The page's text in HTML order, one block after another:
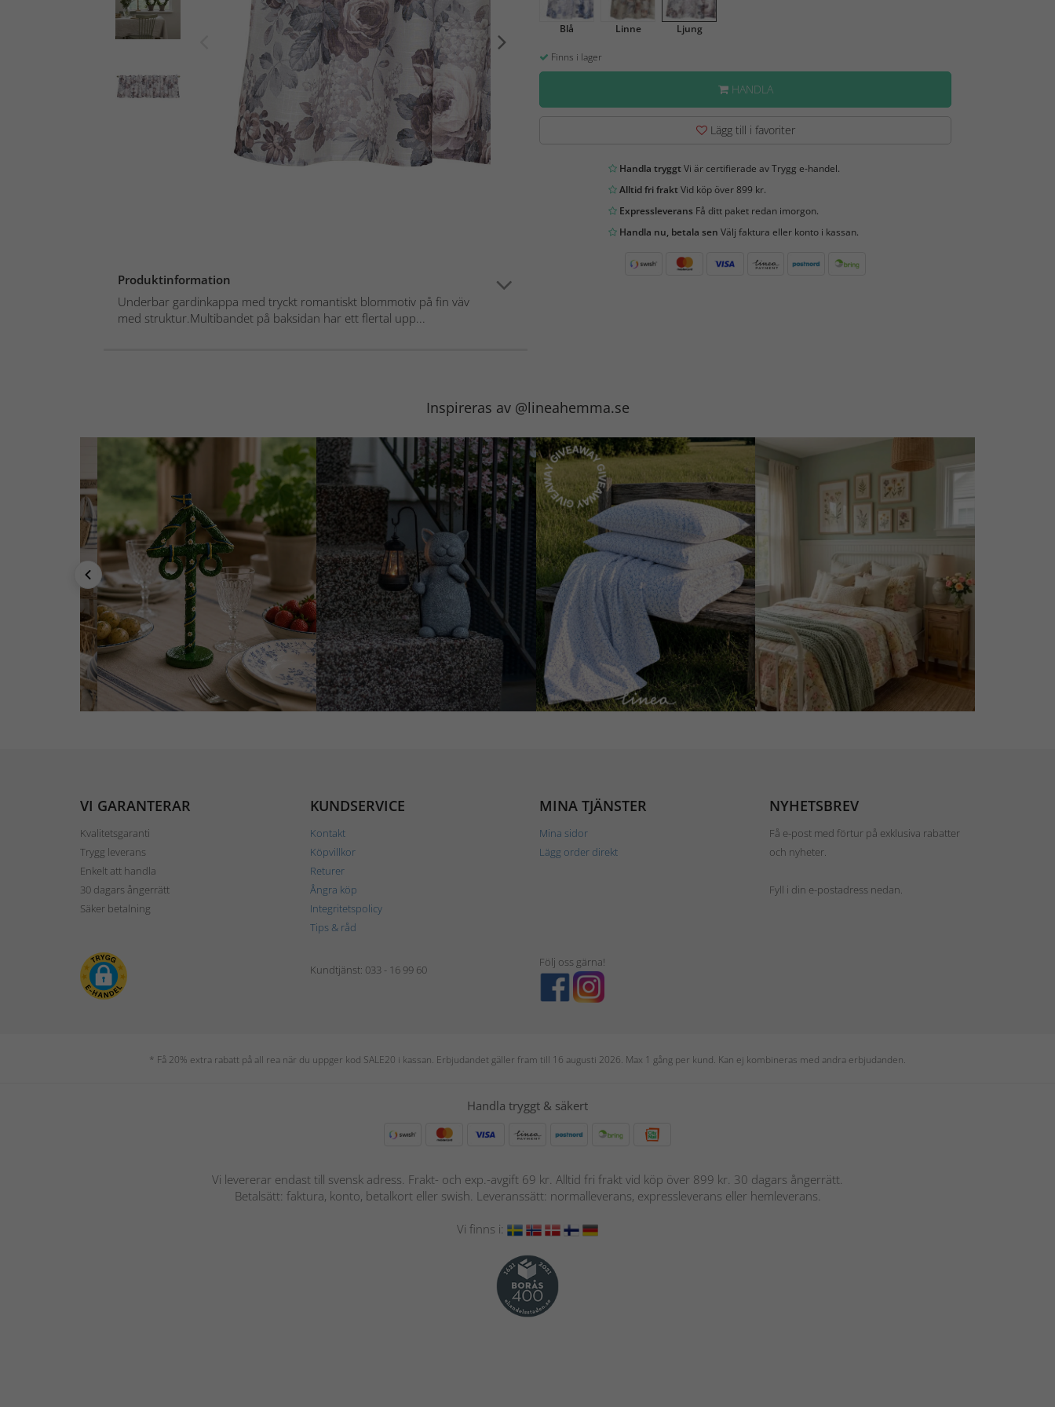
Produktinformation
Underbar gardinkappa med tryckt romantiskt blommotiv på fin väv
med struktur.Multibandet på baksidan har ett flertal upp...
Blå Linne Ljung
Finns i lager
HANDLA
Lägg till i favoriter
Handla tryggtVi är certifierade av Trygg e-handel.
Alltid fri fraktVid köp över 899 kr.
ExpressleveransFå ditt paket redan imorgon.
Handla nu, betala sen Välj faktura eller konto i kassan.
Inspireras av @lineahemma.se
VI GARANTERAR
Kvalitetsgaranti
Trygg leverans
Enkelt att handla
30 dagars ångerrätt
Säker betalning
KUNDSERVICE
Kontakt
Köpvillkor
Returer
Ångra köp
Integritetspolicy
Tips & råd
MINA TJÄNSTER
Mina sidor
Lägg order direkt
NYHETSBREV
Få e-post med förtur på exklusiva rabatter
och nyheter.
Fyll i din e-postadress nedan.
Kundtjänst: 033 - 16 99 60
Följ oss gärna!
* Få 20% extra rabatt på all rea när du uppger kod SALE20 i kassan. Erbjudandet gäller fram till 16 augusti 2026. Max 1 gång per kund. Kan ej kombineras med andra erbjudanden.
Handla tryggt & säkert
Vi levererar endast till svensk adress. Frakt- och exp.-avgift 69 kr. Alltid fri frakt vid köp över 899 kr. 30 dagars ångerrätt.
Betalsätt: faktura, konto, betalkort eller swish. Leveranssätt: normalleverans, expressleverans eller hemleverans.
Vi finns i: